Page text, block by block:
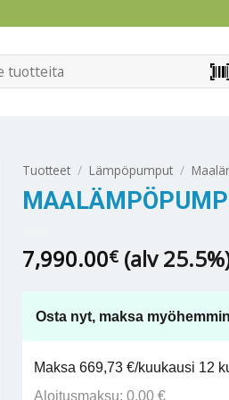
Tuotteet / Lämpöpumput /
7,990.00€ (alv
Osta nyt, maksa myöhemmin
Maksa 669,73 €/kuukausi 12
Aloitusmaksu: 0,00 €